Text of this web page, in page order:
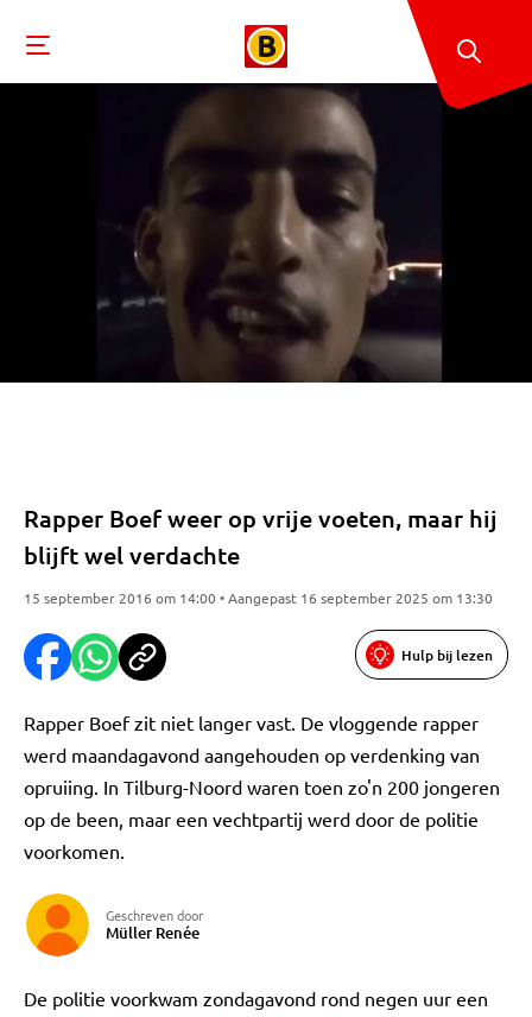
Rapper Boef weer op vrije voeten, maar hij
blijft wel verdachte
15 september 2016 om 14:00 • Aangepast 16 september 2025 om 13:30
Hulp bij lezen
Rapper Boef zit niet langer vast. De vloggende rapper
werd maandagavond aangehouden op verdenking van
opruiing. In Tilburg-Noord waren toen zo'n 200 jongeren
op de been, maar een vechtpartij werd door de politie
voorkomen.
Geschreven door
Müller Renée
De politie voorkwam zondagavond rond negen uur een